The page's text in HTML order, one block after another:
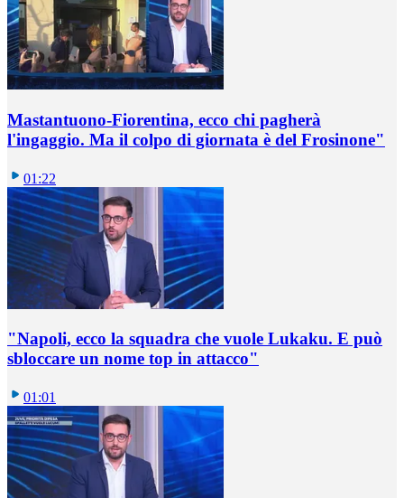
Mastantuono-Fiorentina, ecco chi pagherà
l'ingaggio. Ma il colpo di giornata è del Frosinone"
01:22
"Napoli, ecco la squadra che vuole Lukaku. E può
sbloccare un nome top in attacco"
01:01